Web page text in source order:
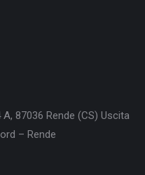
87036 Rende (CS) Uscita
– Rende